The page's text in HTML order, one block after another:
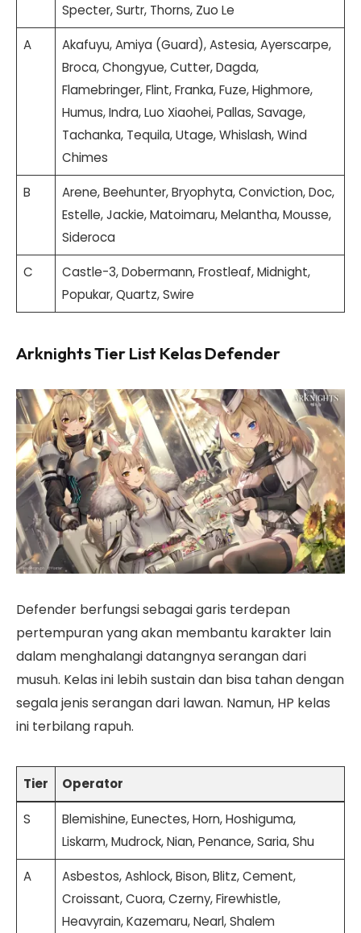
Specter, Surtr, Thorns, Zuo Le
A
Akafuyu, Amiya (Guard), Astesia, Ayerscarpe,
Broca, Chongyue, Cutter, Dagda,
Flamebringer, Flint, Franka, Fuze, Highmore,
Humus, Indra, Luo Xiaohei, Pallas, Savage,
Tachanka, Tequila, Utage, Whislash, Wind
Chimes
B
Arene, Beehunter, Bryophyta, Conviction, Doc,
Estelle, Jackie, Matoimaru, Melantha, Mousse,
Sideroca
C
Castle-3, Dobermann, Frostleaf, Midnight,
Popukar, Quartz, Swire
Arknights Tier List Kelas Defender
Defender berfungsi sebagai garis terdepan
pertempuran yang akan membantu karakter lain
dalam menghalangi datangnya serangan dari
musuh. Kelas ini lebih sustain dan bisa tahan dengan
segala jenis serangan dari lawan. Namun, HP kelas
ini terbilang rapuh.
Tier Operator
S
Blemishine, Eunectes, Horn, Hoshiguma,
Liskarm, Mudrock, Nian, Penance, Saria, Shu
A
Asbestos, Ashlock, Bison, Blitz, Cement,
Croissant, Cuora, Czerny, Firewhistle,
Heavyrain, Kazemaru, Nearl, Shalem